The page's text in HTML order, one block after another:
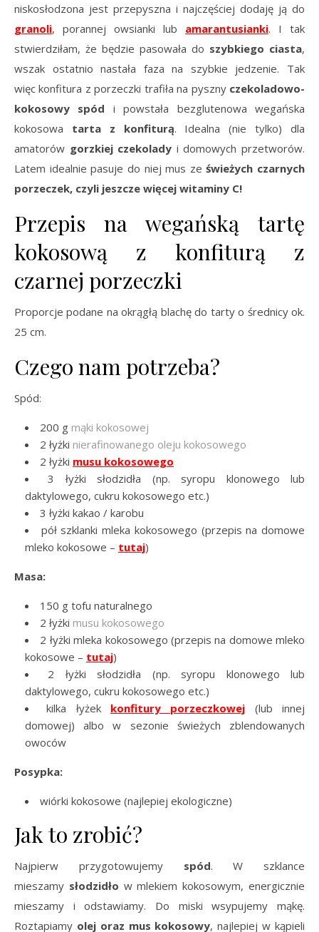
niskosłodzona jest przepyszna i najczęściej dodaję ją do
granoli, porannej owsianki lub amarantusianki. I tak
stwierdziłam, że będzie pasowała do szybkiego ciasta,
wszak ostatnio nastała faza na szybkie jedzenie. Tak
więc konfitura z porzeczki trafiła na pyszny czekoladowo-
kokosowy spód i powstała bezglutenowa wegańska
kokosowa tarta z konfiturą. Idealna (nie tylko) dla
amatorów gorzkiej czekolady i domowych przetworów.
Latem idealnie pasuje do niej mus ześwieżych czarnych
porzeczek, czyli jeszcze więcej witaminy C!
Przepis na wegańską tartę
kokosową z konfiturą z
czarnej porzeczki
Proporcje podane na okrągłą blachę do tarty o średnicy ok.
25 cm.
Czego nam potrzeba?
Spód:
200 g mąki kokosowej
2 łyżki nierafinowanego oleju kokosowego
2 łyżki musu kokosowego
3 łyżki słodzidła (np. syropu klonowego lub
daktylowego, cukru kokosowego etc.)
3 łyżki kakao / karobu
pół szklanki mleka kokosowego (przepis na domowe
mleko kokosowe – tutaj)
Masa:
150 g tofu naturalnego
2 łyżki musu kokosowego
2 łyżki mleka kokosowego (przepis na domowe mleko
kokosowe – tutaj)
2 łyżki słodzidła (np. syropu klonowego lub
daktylowego, cukru kokosowego etc.)
kilka łyżek konfitury porzeczkowej (lub innej
domowej) albo w sezonie świeżych zblendowanych
owoców
Posypka:
wiórki kokosowe (najlepiej ekologiczne)
Jak to zrobić?
Najpierw przygotowujemy spód. W szklance
mieszamy słodzidło w mlekiem kokosowym, energicznie
mieszamy i odstawiamy. Do miski wsypujemy mąkę.
Roztapiamy olej oraz mus kokosowy, najlepiej w kąpieli